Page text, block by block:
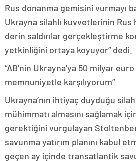
Rus donanma gemisini vurmayı
Ukrayna silahlı kuvvetlerinin Rus
derin saldırılar gerçekleştirme
yetkinliğini ortaya koyuyor” dedi.
“AB’nin Ukrayna’ya 50 milyar
memnuniyetle karşılıyorum”
Ukrayna’nın ihtiyaç duyduğu
mühimmatı almasını sağlamak
gerektiğini vurgulayan
savunma yatırım planını kabul
geçen ay içinde transatlantik